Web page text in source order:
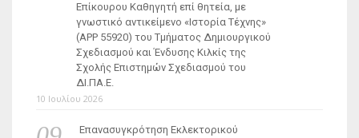
Επίκουρου Καθηγητή επί θητεία, με
γνωστικό αντικείμενο «Ιστορία Τέχνης»
(ΑΡΡ 55920) του Τμήματος Δημιουργικού
Σχεδιασμού και Ένδυσης Κιλκίς της
Σχολής Επιστημών Σχεδιασμού του
ΔΙ.ΠΑ.Ε.
10 Ιουλίου 2026
Επανασυγκρότηση Εκλεκτορικού